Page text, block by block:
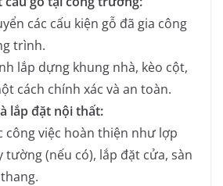
các cấu kiện gỗ đã gia công
trình.
lắp dựng khung nhà, kèo cột,
cách chính xác và an toàn.
lắp đặt nội thất:
công việc hoàn thiện như lợp
tường (nếu có), lắp đặt cửa, sàn